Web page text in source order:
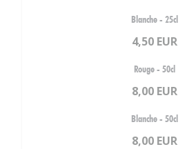
Blanche - 25cl
4,50 EUR
Rouge - 50cl
8,00 EUR
Blanche - 50cl
8,00 EUR